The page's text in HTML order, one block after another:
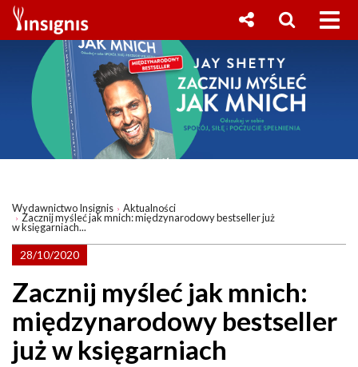
Wydawnictwo Insignis Aktualności
Zacznij myśleć jak mnich: międzynarodowy bestseller już
w księgarniach...
28/10/2020
Zacznij myśleć jak mnich:
międzynarodowy bestseller
już w księgarniach